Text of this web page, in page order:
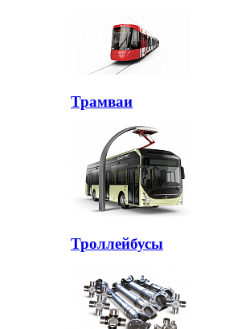
Трамваи
Троллейбусы